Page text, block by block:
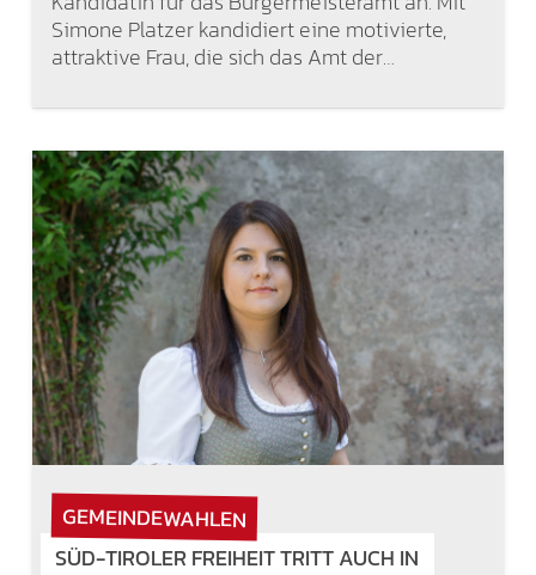
Simone Platzer kandidiert eine motivierte,
attraktive Frau, die sich das Amt der…
GEMEINDEWAHLEN
SÜD-TIROLER FREIHEIT TRITT AUCH IN